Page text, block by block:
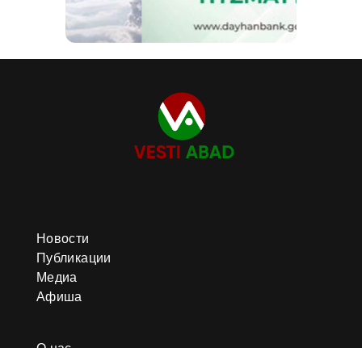
Новости
Публикации
Медиа
Афиша